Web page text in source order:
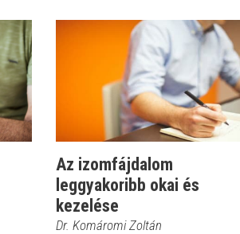
Az izomfájdalom
leggyakoribb okai és
kezelése
Dr. Komáromi Zoltán